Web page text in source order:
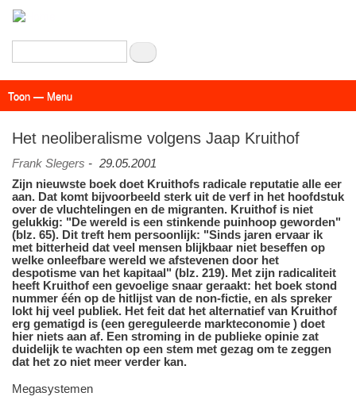
inhoud
Zoeken
Menu
Toon — Menu
Het neoliberalisme volgens Jaap Kruithof
Frank Slegers - 29.05.2001
Zijn nieuwste boek doet Kruithofs radicale reputatie alle eer
aan. Dat komt bijvoorbeeld sterk uit de verf in het hoofdstuk
over de vluchtelingen en de migranten. Kruithof is niet
gelukkig: "De wereld is een stinkende puinhoop geworden"
(blz. 65). Dit treft hem persoonlijk: "Sinds jaren ervaar ik
met bitterheid dat veel mensen blijkbaar niet beseffen op
welke onleefbare wereld we afstevenen door het
despotisme van het kapitaal" (blz. 219). Met zijn radicaliteit
heeft Kruithof een gevoelige snaar geraakt: het boek stond
nummer één op de hitlijst van de non-fictie, en als spreker
lokt hij veel publiek. Het feit dat het alternatief van Kruithof
erg gematigd is (een gereguleerde markteconomie ) doet
hier niets aan af. Een stroming in de publieke opinie zat
duidelijk te wachten op een stem met gezag om te zeggen
dat het zo niet meer verder kan.
Megasystemen